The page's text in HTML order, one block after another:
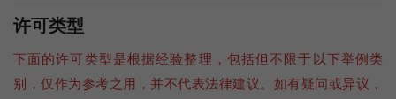
许可类型
下面的许可类型是根据经验整理，包括但不限于以下举例类
别，仅作为参考之用，并不代表法律建议。如有疑问或异议，